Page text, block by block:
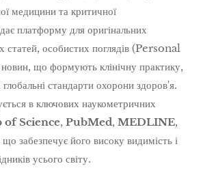
медицини та критичної
платформу для оригінальних
статей, особистих поглядів (Personal
що формують клінічну практику,
стандарти охорони здоров'я.
в ключових наукометричних
of Science, PubMed, MEDLINE,
забезпечує його високу видимість і
усього світу.